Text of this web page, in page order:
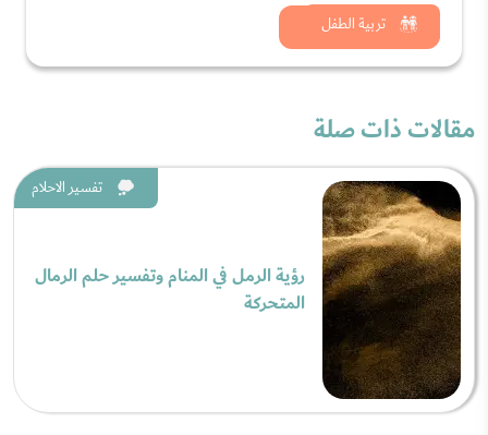
تربية الطفل
شاهد الان
مقالات ذات صلة
تفسير الاحلام
رؤية الرمل في المنام وتفسير حلم الرمال
المتحركة